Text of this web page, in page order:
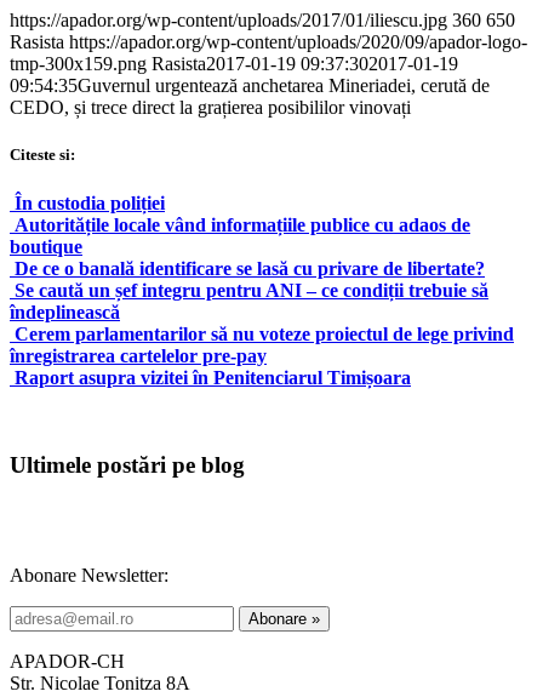
https://apador.org/wp-content/uploads/2017/01/iliescu.jpg 360 650
Rasista https://apador.org/wp-content/uploads/2020/09/apador-logo-
tmp-300x159.png Rasista2017-01-19 09:37:302017-01-19
09:54:35Guvernul urgentează anchetarea Mineriadei, cerută de
CEDO, și trece direct la grațierea posibililor vinovați
Citeste si:
În custodia poliției
Autoritățile locale vând informațiile publice cu adaos de
boutique
De ce o banală identificare se lasă cu privare de libertate?
Se caută un șef integru pentru ANI – ce condiții trebuie să
îndeplinească
Cerem parlamentarilor să nu voteze proiectul de lege privind
înregistrarea cartelelor pre-pay
Raport asupra vizitei în Penitenciarul Timișoara
Ultimele postări pe blog
Abonare Newsletter:
APADOR-CH
Str. Nicolae Tonitza 8A